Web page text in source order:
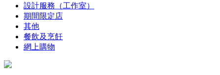
設計服務（工作室）
期間限定店
其他
餐飲及烹飪
網上購物